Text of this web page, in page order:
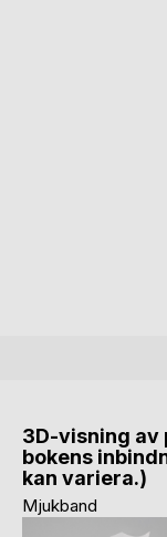
3D-visning av
bokens
kan variera.)
Mjukband